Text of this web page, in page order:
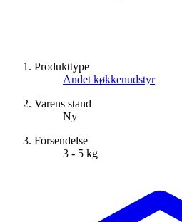
Produkttype
Andet køkkenudstyr
Varens stand
Ny
Forsendelse
3 - 5 kg